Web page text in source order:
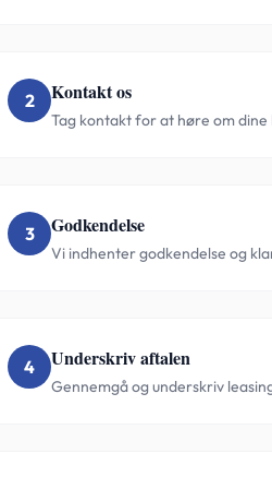
2 Kontakt os
Tag kontakt for at høre om
3 Godkendelse
Vi indhenter godkendelse og
4 Underskriv aftalen
Gennemgå og underskriv